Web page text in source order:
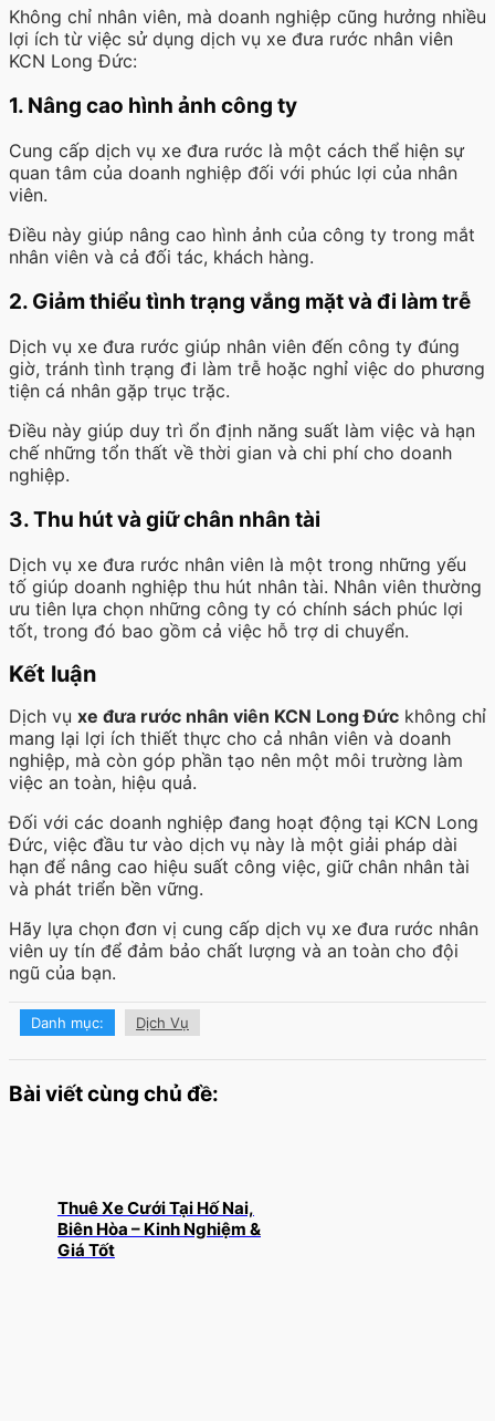
Không chỉ nhân viên, mà doanh nghiệp cũng hưởng nhiều
lợi ích từ việc sử dụng dịch vụ xe đưa rước nhân viên
KCN Long Đức:
1. Nâng cao hình ảnh công ty
Cung cấp dịch vụ xe đưa rước là một cách thể hiện sự
quan tâm của doanh nghiệp đối với phúc lợi của nhân
viên.
Điều này giúp nâng cao hình ảnh của công ty trong mắt
nhân viên và cả đối tác, khách hàng.
2. Giảm thiểu tình trạng vắng mặt và đi làm trễ
Dịch vụ xe đưa rước giúp nhân viên đến công ty đúng
giờ, tránh tình trạng đi làm trễ hoặc nghỉ việc do phương
tiện cá nhân gặp trục trặc.
Điều này giúp duy trì ổn định năng suất làm việc và hạn
chế những tổn thất về thời gian và chi phí cho doanh
nghiệp.
3. Thu hút và giữ chân nhân tài
Dịch vụ xe đưa rước nhân viên là một trong những yếu
tố giúp doanh nghiệp thu hút nhân tài. Nhân viên thường
ưu tiên lựa chọn những công ty có chính sách phúc lợi
tốt, trong đó bao gồm cả việc hỗ trợ di chuyển.
Kết luận
Dịch vụ xe đưa rước nhân viên KCN Long Đức không chỉ
mang lại lợi ích thiết thực cho cả nhân viên và doanh
nghiệp, mà còn góp phần tạo nên một môi trường làm
việc an toàn, hiệu quả.
Đối với các doanh nghiệp đang hoạt động tại KCN Long
Đức, việc đầu tư vào dịch vụ này là một giải pháp dài
hạn để nâng cao hiệu suất công việc, giữ chân nhân tài
và phát triển bền vững.
Hãy lựa chọn đơn vị cung cấp dịch vụ xe đưa rước nhân
viên uy tín để đảm bảo chất lượng và an toàn cho đội
ngũ của bạn.
Danh mục: Dịch Vụ
Bài viết cùng chủ đề:
Thuê Xe Cưới Tại Hố Nai,
Biên Hòa – Kinh Nghiệm &
Giá Tốt